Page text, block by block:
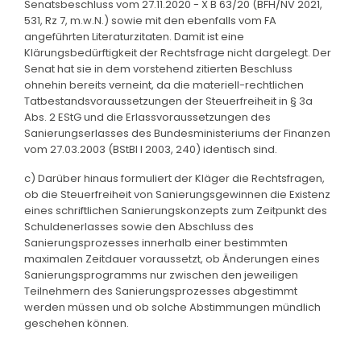
Senatsbeschluss vom 27.11.2020 - X B 63/20 (BFH/NV 2021,
531, Rz 7, m.w.N.) sowie mit den ebenfalls vom FA
angeführten Literaturzitaten. Damit ist eine
Klärungsbedürftigkeit der Rechtsfrage nicht dargelegt. Der
Senat hat sie in dem vorstehend zitierten Beschluss
ohnehin bereits verneint, da die materiell-rechtlichen
Tatbestandsvoraussetzungen der Steuerfreiheit in § 3a
Abs. 2 EStG und die Erlassvoraussetzungen des
Sanierungserlasses des Bundesministeriums der Finanzen
vom 27.03.2003 (BStBl I 2003, 240) identisch sind.
c) Darüber hinaus formuliert der Kläger die Rechtsfragen,
ob die Steuerfreiheit von Sanierungsgewinnen die Existenz
eines schriftlichen Sanierungskonzepts zum Zeitpunkt des
Schuldenerlasses sowie den Abschluss des
Sanierungsprozesses innerhalb einer bestimmten
maximalen Zeitdauer voraussetzt, ob Änderungen eines
Sanierungsprogramms nur zwischen den jeweiligen
Teilnehmern des Sanierungsprozesses abgestimmt
werden müssen und ob solche Abstimmungen mündlich
geschehen können.